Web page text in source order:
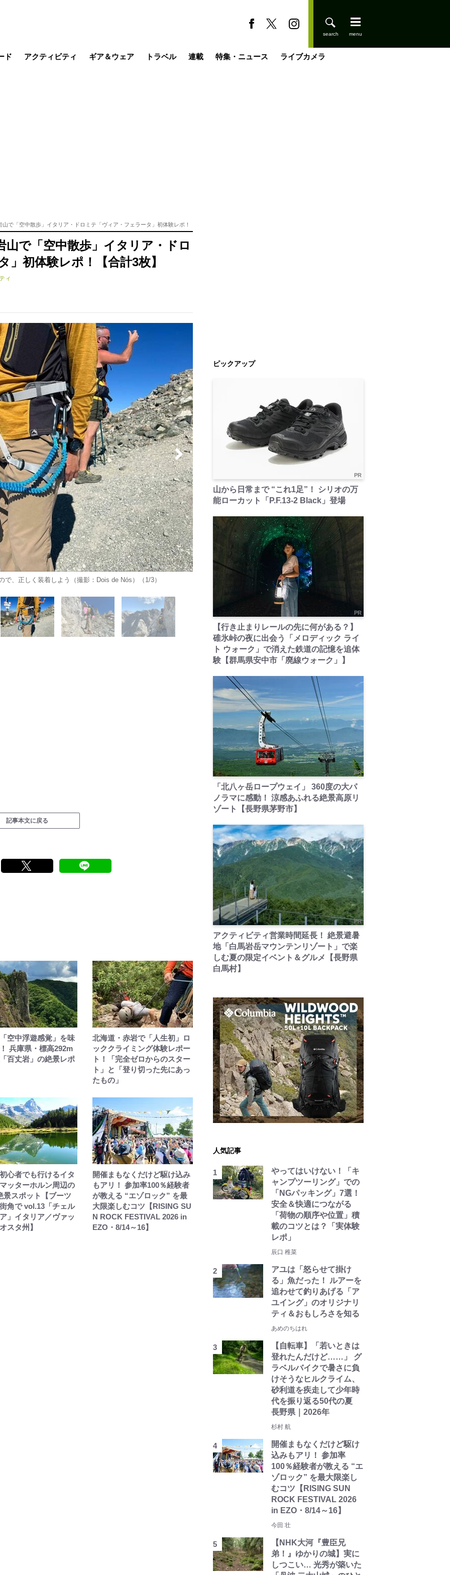
ド アクティビティ ギア＆ウェア トラベル 連載 特集・ニュース ライブカメラ
山で「空中散歩」イタリア・ドロミテ「ヴィア・フェラータ」初体験レポ！
山で「空中散歩」イタリア・ドロ
」初体験レポ！【合計3枚】
ィ
、正しく装着しよう（撮影：Dois de Nós）（1/3）
記事本文に戻る
空中浮遊感覚」を味
兵庫県・標高292m
百丈岩」の絶景レポ
北海道・赤岩で「人生初」ロ
ッククライミング体験レポー
ト！「完全ゼロからのスター
ト」と「登り切った先にあっ
たもの」
心者でも行けるイタ
ッターホルン周辺の
景スポット【ブーツ
角で vol.13「チェル
」イタリア／ヴァッ
スタ州】
開催まもなくだけど駆け込み
もアリ！ 参加率100％経験者
が教える “エゾロック” を最
大限楽しむコツ【RISING SU
N ROCK FESTIVAL 2026 in
EZO・8/14～16】
ピックアップ
PR
山から日常まで “これ1足”！ シリオの万
能ローカット「P.F.13-2 Black」登場
PR
【行き止まりレールの先に何がある？】
碓氷峠の夜に出会う「メロディック ライ
ト ウォーク」で消えた鉄道の記憶を追体
験【群馬県安中市「廃線ウォーク」】
PR
「北八ヶ岳ロープウェイ」 360度の大パ
ノラマに感動！ 涼感あふれる絶景高原リ
ゾート【長野県茅野市】
PR
アクティビティ営業時間延長！ 絶景避暑
地「白馬岩岳マウンテンリゾート」で楽
しむ夏の限定イベント＆グルメ【長野県
白馬村】
人気記事
やってはいけない！「キ
ャンプツーリング」での
「NGパッキング」7選！
安全＆快適につながる
「荷物の順序や位置」積
載のコツとは？「実体験
レポ」
辰口 稚菜
アユは「怒らせて掛け
る」魚だった！ ルアーを
追わせて釣りあげる「ア
ユイング」のオリジナリ
ティ＆おもしろさを知る
あめのちはれ
【自転車】「若いときは
登れたんだけど……」 グ
ラベルバイクで暑さに負
けそうなヒルクライム、
砂利道を疾走して少年時
代を振り返る50代の夏
長野県｜2026年
杉村 航
開催まもなくだけど駆け
込みもアリ！ 参加率
100％経験者が教える “エ
ゾロック” を最大限楽し
むコツ【RISING SUN
ROCK FESTIVAL 2026
in EZO・8/14～16】
今田 壮
【NHK大河『豊臣兄
弟！』ゆかりの城】実に
しつこい… 光秀が築いた